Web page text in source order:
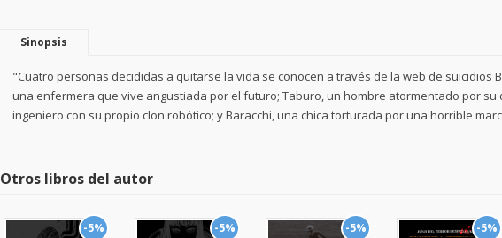
Sinopsis
"Cuatro personas decididas a quitarse la vida se conocen a través de la web de suicidios
una enfermera que vive angustiada por el futuro; Taburo, un hombre atormentado por su
ingeniero con su propio clon robótico; y Baracchi, una chica torturada por una horrible
Otros libros del autor
-5% -5% -5% -5%